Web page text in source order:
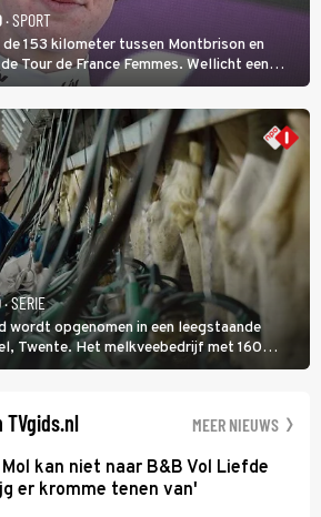
· SPORT
153 kilometer tussen Montbrison en
Tour de France Femmes. Wellicht een
die vorig jaar de witte trui won.
· SERIE
wordt opgenomen in een leegstaande
Twente. Het melkveebedrijf met 160
het dicht bij een Natura 2000-gebied
MEER NIEUWS
kan niet naar B&B Vol Liefde
er kromme tenen van'